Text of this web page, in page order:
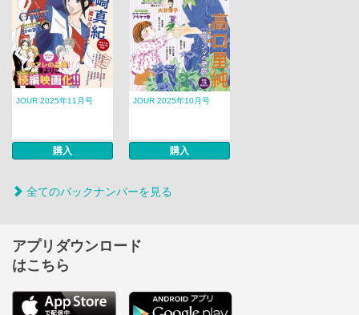
JOUR 2025年11月号
購入
JOUR 2025年10月号
購入
全てのバックナンバーを見る
アプリダウンロード
はこちら